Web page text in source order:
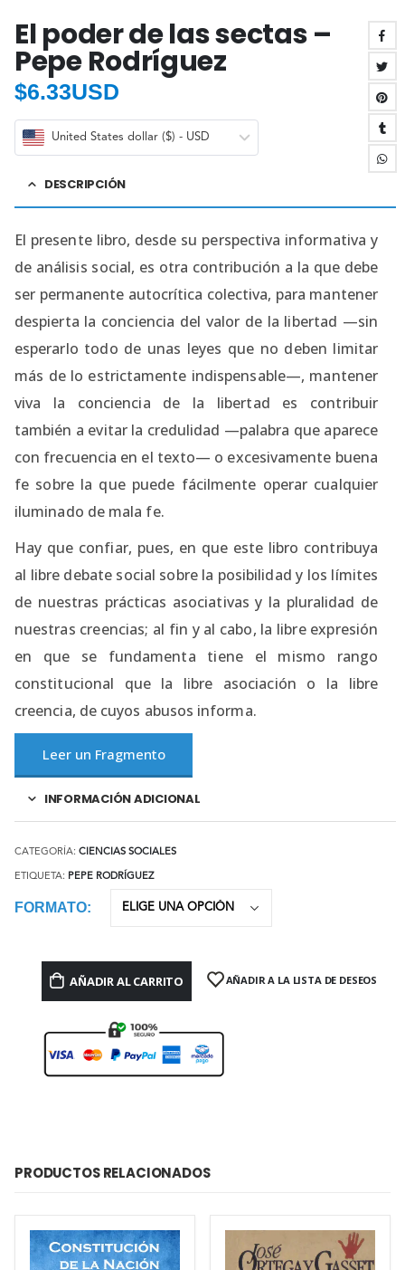
El poder de las sectas –
Pepe Rodríguez
$6.33USD
United States dollar ($) - USD
DESCRIPCIÓN
El presente libro, desde su perspectiva informativa y
de análisis social, es otra contribución a la que debe
ser permanente autocrítica colectiva, para mantener
despierta la conciencia del valor de la libertad —sin
esperarlo todo de unas leyes que no deben limitar
más de lo estrictamente indispensable—, mantener
viva la conciencia de la libertad es contribuir
también a evitar la credulidad —palabra que aparece
con frecuencia en el texto— o excesivamente buena
fe sobre la que puede fácilmente operar cualquier
iluminado de mala fe.
Hay que confiar, pues, en que este libro contribuya
al libre debate social sobre la posibilidad y los límites
de nuestras prácticas asociativas y la pluralidad de
nuestras creencias; al fin y al cabo, la libre expresión
en que se fundamenta tiene el mismo rango
constitucional que la libre asociación o la libre
creencia, de cuyos abusos informa.
Leer un Fragmento
INFORMACIÓN ADICIONAL
CATEGORÍA: CIENCIAS SOCIALES
ETIQUETA: PEPE RODRÍGUEZ
FORMATO
AÑADIR AL CARRITO AÑADIR A LA LISTA DE DESEOS
PRODUCTOS RELACIONADOS